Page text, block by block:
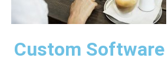
Custom Software